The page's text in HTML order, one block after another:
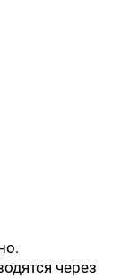
через